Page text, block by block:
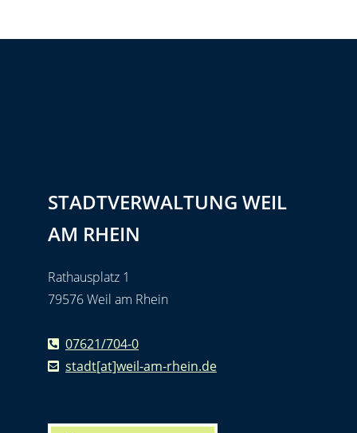
STADTVERWALTUNG WEIL
AM RHEIN
Rathausplatz 1
79576 Weil am Rhein
07621/704-0
stadt[at]weil-am-rhein.de